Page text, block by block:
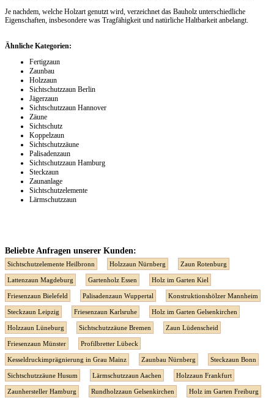
Je nachdem, welche Holzart genutzt wird, verzeichnet das Bauholz unterschiedliche
Eigenschaften, insbesondere was Tragfähigkeit und natürliche Haltbarkeit anbelangt.
Ähnliche Kategorien:
Fertigzaun
Zaunbau
Holzzaun
Sichtschutzzaun Berlin
Jägerzaun
Sichtschutzzaun Hannover
Zäune
Sichtschutz
Koppelzaun
Sichtschutzzäune
Palisadenzaun
Sichtschutzzaun Hamburg
Steckzaun
Zaunanlage
Sichtschutzelemente
Lärmschutzzaun
Beliebte Anfragen unserer Kunden:
Sichtschutzelemente Heilbronn Holzzaun Nürnberg Zaun Rotenburg
Lattenzaun Magdeburg Gartenholz Essen Holz im Garten Kiel
Friesenzaun Bielefeld Palisadenzaun Wuppertal Konstruktionshölzer Mannheim
Steckzaun Leipzig Friesenzaun Karlsruhe Holz im Garten Gelsenkirchen
Holzzaun Lüneburg Sichtschutzzäune Bremen Zaun Lüdenscheid
Friesenzaun Münster Profilbretter Lübeck
Kesseldruckimprägnierung in Grau Mainz Zaunbau Nürnberg Steckzaun Bonn
Sichtschutzzäune Husum Lärmschutzzaun Aachen Holzzaun Frankfurt
Zaunhersteller Hamburg Rundholzzaun Gelsenkirchen Holz im Garten Freiburg